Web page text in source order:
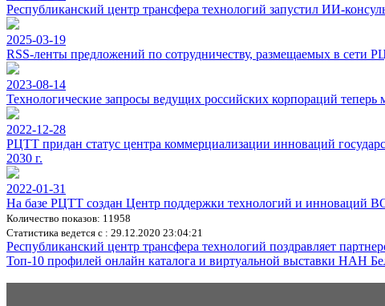
Республиканский центр трансфера технологий запустил ИИ-
2025-03-19
RSS-ленты предложений по сотрудничеству, размещаемых в сети
2023-08-14
Технологические запросы ведущих российских корпораций
2022-12-28
РЦТТ придан статус центра коммерциализации инноваций
2030 г.
2022-01-31
На базе РЦТТ создан Центр поддержки технологий и инноваций
Количество показов: 11958
Статистика ведется с : 29.12.2020 23:04:21
Республиканский центр трансфера технологий поздравляет
Топ-10 профилей онлайн каталога и виртуальной выставки НАН